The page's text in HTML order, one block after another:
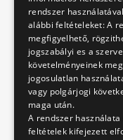
rendszer
alábbi feltételeket: A
megfigyelhető,
jogszabályi es a
követelményeinek
jogosulatlan
vagy polgárjogi
maga után.
A rendszer
feltételek kifejezett